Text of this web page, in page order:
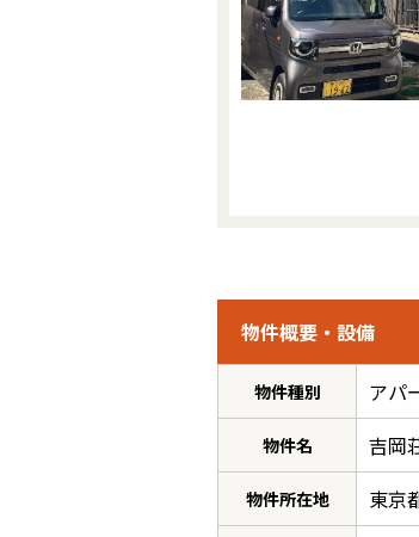
物件概要・設備
物件種別 アパ
物件名 吉岡
物件所在地 東京